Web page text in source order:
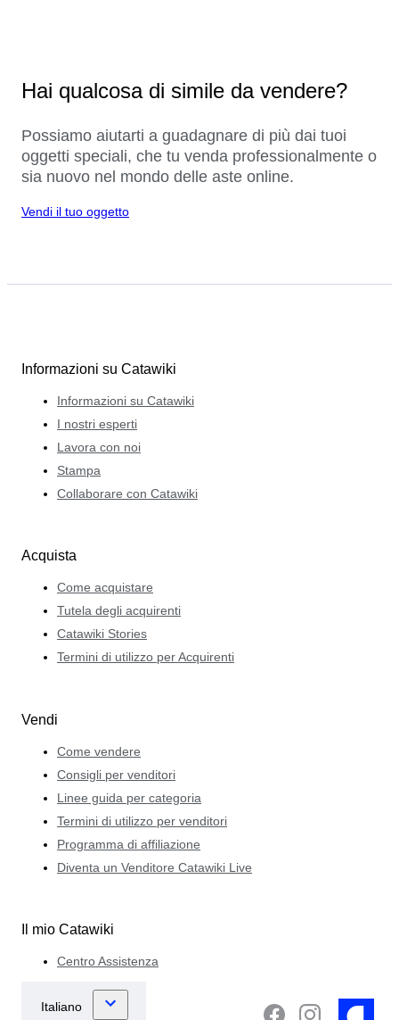
Hai qualcosa di simile da vendere?
Possiamo aiutarti a guadagnare di più dai tuoi
oggetti speciali, che tu venda professionalmente o
sia nuovo nel mondo delle aste online.
Vendi il tuo oggetto
Informazioni su Catawiki
Informazioni su Catawiki
I nostri esperti
Lavora con noi
Stampa
Collaborare con Catawiki
Acquista
Come acquistare
Tutela degli acquirenti
Catawiki Stories
Termini di utilizzo per Acquirenti
Vendi
Come vendere
Consigli per venditori
Linee guida per categoria
Termini di utilizzo per venditori
Programma di affiliazione
Diventa un Venditore Catawiki Live
Il mio Catawiki
Centro Assistenza